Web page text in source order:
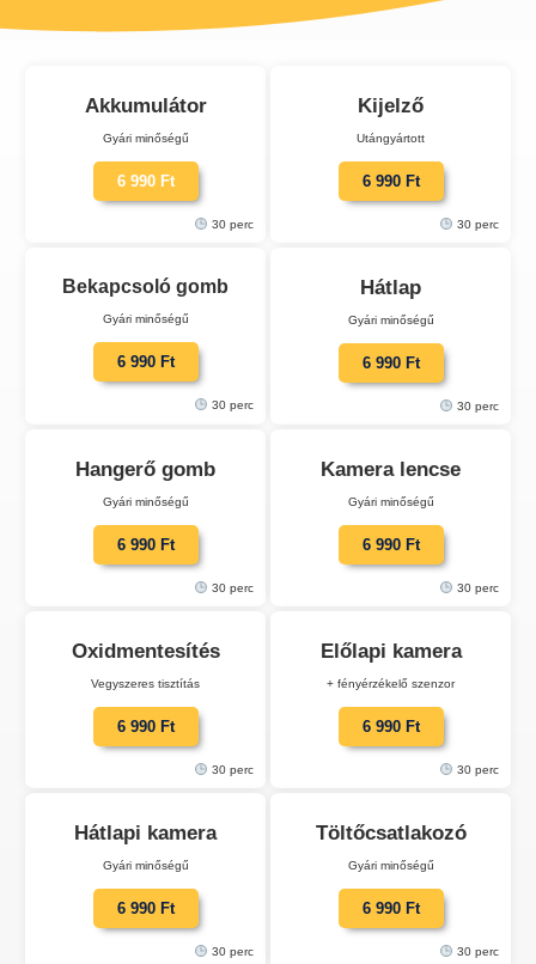
Akkumulátor
Gyári minőségű
6 990 Ft
30 perc
Kijelző
Utángyártott
6 990 Ft
30 perc
Bekapcsoló gomb
Gyári minőségű
6 990 Ft
30 perc
Hátlap
Gyári minőségű
6 990 Ft
30 perc
Hangerő gomb
Gyári minőségű
6 990 Ft
30 perc
Kamera lencse
Gyári minőségű
6 990 Ft
30 perc
Oxidmentesítés
Vegyszeres tisztítás
6 990 Ft
30 perc
Előlapi kamera
+ fényérzékelő szenzor
6 990 Ft
30 perc
Hátlapi kamera
Gyári minőségű
6 990 Ft
30 perc
Töltőcsatlakozó
Gyári minőségű
6 990 Ft
30 perc